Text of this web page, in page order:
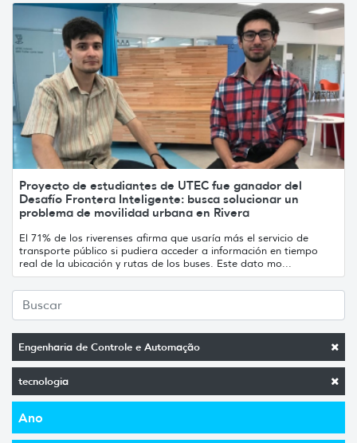
Engenharia de Controle e Automação
tecnologia
Ano
Proyecto de estudiantes de UTEC fue ganador del
Desafío Frontera Inteligente: busca solucionar un
problema de movilidad urbana en Rivera
El 71% de los riverenses afirma que usaría más el servicio de
transporte público si pudiera acceder a información en tiempo
real de la ubicación y rutas de los buses. Este dato mo...